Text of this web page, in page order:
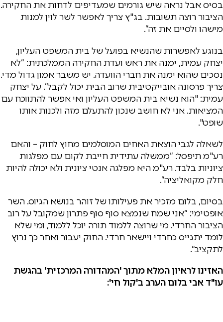
בסיס אבל נראה שיש גורמים שמעדיפים לדחות את החקירה.
הציבור רוצה תשובות. בג"ץ צריך לאפשר לשר לוין למנות
מישהו ולסיים את זה”.
בנוגע לאפשרות שהנשיא בפועל של בית המשפט העליון,
יצחק עמית, ימנה את ראש ועדת החקירה הממלכתית: “לא
נסכים שהוא ימנה את חברי הוועדה. יש משבר אמון גדול מדי.
צריך פרסונה אובייקטיבית שרוב הבית יכול לקבל”. על יצחק
עמית: "הוא נשיא בית המשפט העליון ואי אפשר להתווכח עם
המציאות. אני לא חושב שנכון להתעלם מזה ולכנות אותו
שופט".
לשאלה לגבי הוצאת האחים המוסלמים מחוץ לחוק – והאם
רע"מ תיפסל: “ממשלה עתידית חייבת לקום עם מפלגות
ציוניות בלבד. רע"מ היא מפלגה אנטי ציונית ולא יכולה להיות
חלק מקואליציה”.
בסיום, בלום מזכיר את פעילותו של זוהר בנושא הגיוס. השר
אופטימי: “אני שמח שנמצא סוף סוף פתרון שמקובל על רוב
הציבור החרדי. מי שרוצה ללמוד תורה יוכל ללמוד, ומי שלא
לומד יתגייס כחרדי ויישאר חרדי. החוק יעבור ואחר כך נרוץ
לתקציב”.
האזינו לראיון המלא מתוך 'המהדורה המרכזית' בהגשת
עו"ד אבי בלום הערב ב'קול חי':